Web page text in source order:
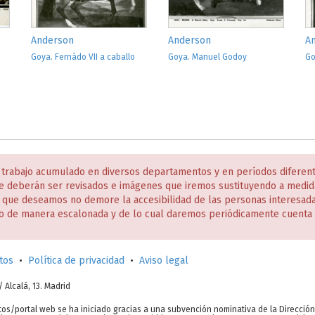
Anderson
Goya. Fernádo VII a caballo
Anderson
Goya. Manuel Godoy
acumulado en diversos departamentos y en períodos
ser revisados e imágenes que iremos sustituyendo a
deseamos no demore la accesibilidad de las personas
manera escalonada y de lo cual daremos periódicamente
• Política de privacidad • Aviso legal
Alcalá, 13. Madrid
portal web se ha iniciado gracias a una subvención nominativa de la